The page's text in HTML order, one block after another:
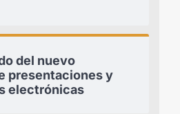
del nuevo
presentaciones y
electrónicas